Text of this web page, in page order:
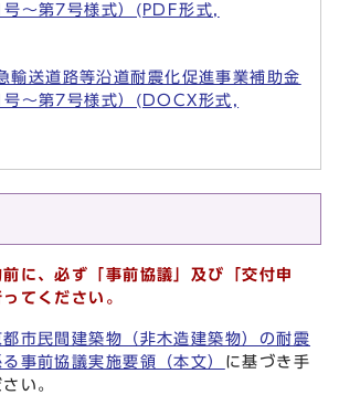
～第7号様式）(PDF形式,
輸送道路等沿道耐震化促進事業補助金
号～第7号様式）(DOCX形式,
に、必ず「事前協議」及び「交付申
てください。
都市民間建築物（非木造建築物）の耐震
事前協議実施要領（本文） に基づき手
い。